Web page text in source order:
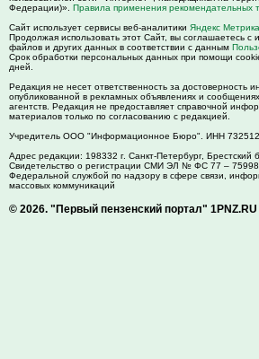
Федерации)». Правила применения рекомендательных
Сайт использует сервисы веб-аналитики Яндекс Метрика
Продолжая использовать этот Сайт, вы соглашаетесь с
файлов и других данных в соответствии с данным
Срок обработки персональных данных при помощи
дней.
Редакция не несет ответственность за достоверность
опубликованной в рекламных объявлениях и
агентств. Редакция не предоставляет справочной
материалов только по согласованию с редакцией.
Учредитель ООО "Информационное Бюро". ИНН
Адрес редакции: 198332 г. Санкт-Петербург, Брестский
Свидетельство о регистрации СМИ ЭЛ № ФС 77 – 75998
Федеральной службой по надзору в сфере связи,
массовых коммуникаций
© 2026. "Первый пензенский портал" 1PNZ.RU